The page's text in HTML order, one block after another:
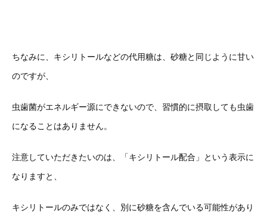
ちなみに、キシリトールなどの代用糖は、砂糖と同じように甘い
のですが、
虫歯菌がエネルギー源にできないので、習慣的に摂取しても虫歯
になることはありません。
注意していただきたいのは、「キシリトール配合」という表示に
なりますと、
キシリトールのみではなく、別に砂糖を含んでいる可能性があり